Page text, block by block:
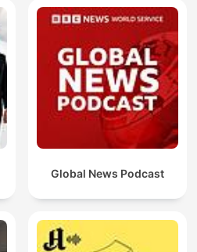
Global News Podcast